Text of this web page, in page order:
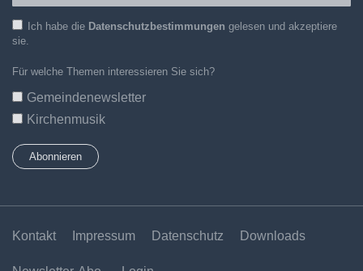
Ich habe die Datenschutzbestimmungen gelesen und akzeptiere
sie.
Für welche Themen interessieren Sie sich?
Gemeindenewsletter
Kirchenmusik
Kontakt Impressum Datenschutz Downloads